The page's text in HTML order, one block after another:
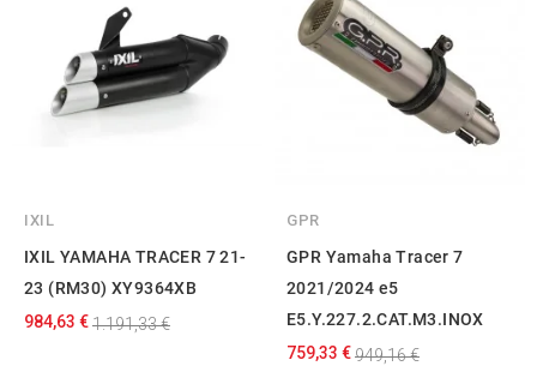
IXIL
IXIL YAMAHA TRACER 7 21-
23 (RM30) XY9364XB
984,63 €1.191,33 €
GPR
GPR Yamaha Tracer 7
2021/2024 e5
E5.Y.227.2.CAT.M3.INOX
759,33 €949,16 €